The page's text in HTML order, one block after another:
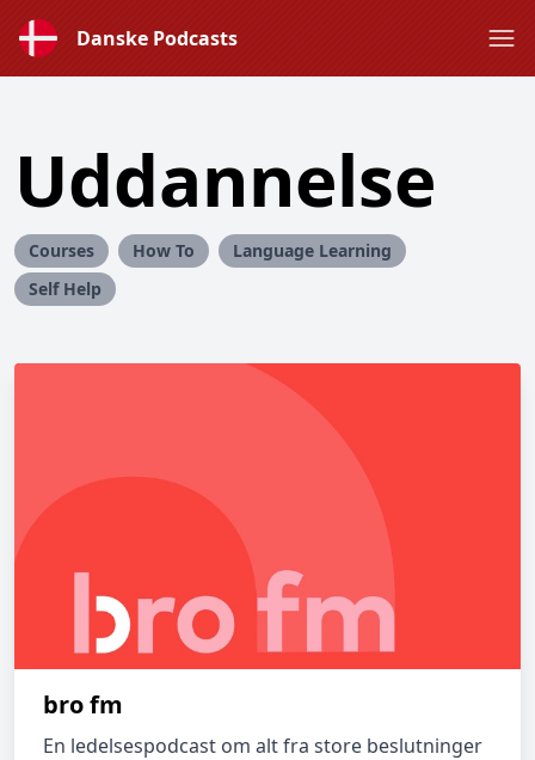
Danske Podcasts
Uddannelse
Courses How To
Language Learning
Self Help
bro fm
En ledelsespodcast om alt fra store beslutninger